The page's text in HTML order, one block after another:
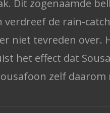
Dit zogenaamde
verdreef de rain-
niet tevreden over.
het effect dat
zelf